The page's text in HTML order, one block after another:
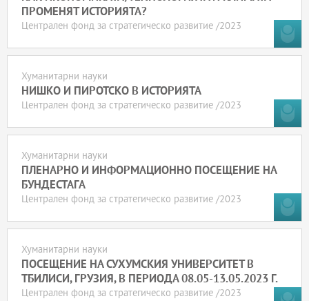
ПРОМЕНЯТ ИСТОРИЯТА?
Централен фонд за стратегическо развитие /2023
Хуманитарни науки
НИШКО И ПИРОТСКО В ИСТОРИЯТА
Централен фонд за стратегическо развитие /2023
Хуманитарни науки
ПЛЕНАРНО И ИНФОРМАЦИОННО ПОСЕЩЕНИЕ НА
БУНДЕСТАГА
Централен фонд за стратегическо развитие /2023
Хуманитарни науки
ПОСЕЩЕНИЕ НА СУХУМСКИЯ УНИВЕРСИТЕТ В
ТБИЛИСИ, ГРУЗИЯ, В ПЕРИОДА 08.05-13.05.2023 Г.
Централен фонд за стратегическо развитие /2023